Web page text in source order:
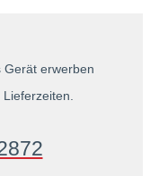
Gerät erwerben